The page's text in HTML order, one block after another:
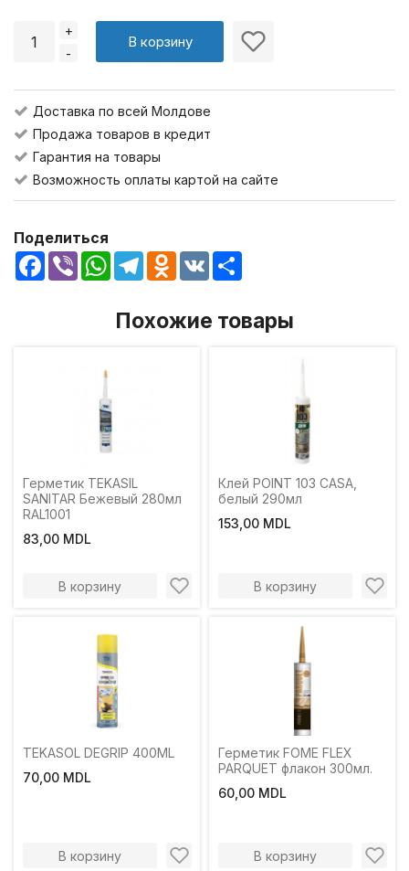
+
-
В корзину
Доставка по всей Молдове
Продажа товаров в кредит
Гарантия на товары
Возможность оплаты картой на сайте
Поделиться
Facebook
Viber WhatsApp
TelegramOdnoklassniki
VK
Похожие товары
Герметик TEKASIL
SANITAR Бежевый 280мл
RAL1001
83,00 MDL
В корзину
Клей POINT 103 CASA,
белый 290мл
153,00 MDL
В корзину
TEKASOL DEGRIP 400ML
70,00 MDL
В корзину
Герметик FOME FLEX
PARQUET флакон 300мл.
60,00 MDL
В корзину